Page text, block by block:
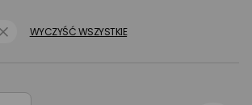
WYCZYŚĆ WSZYSTKIE